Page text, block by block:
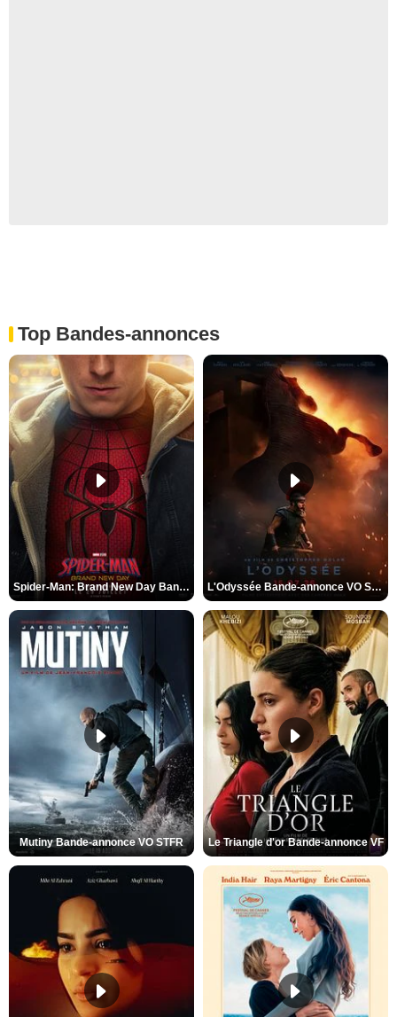
Top Bandes-annonces
Spider-Man: Brand New Day Bande-annonce VO STFR L'Odyssée Bande-annonce VO STFR
Mutiny Bande-annonce VO STFR Le Triangle d'or Bande-annonce VF